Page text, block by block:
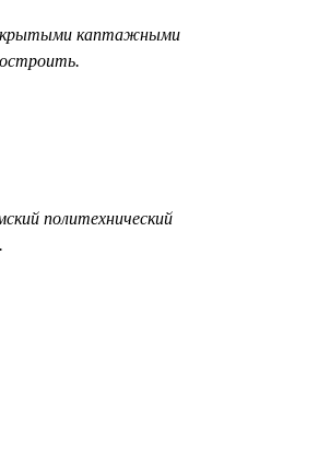
каптажными
политехнический